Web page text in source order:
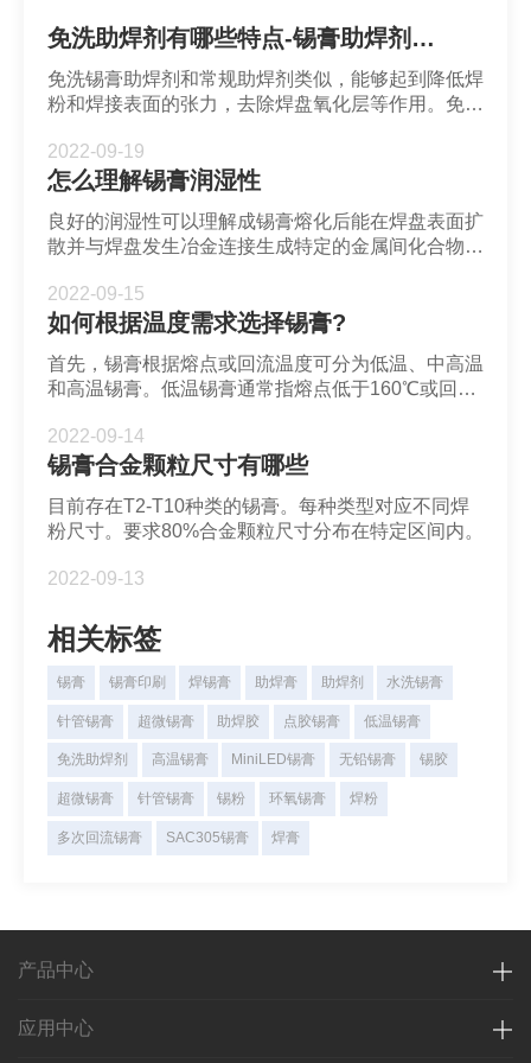
免洗助焊剂有哪些特点-锡膏助焊剂-深圳市福英达
免洗锡膏助焊剂和常规助焊剂类似，能够起到降低焊
粉和焊接表面的张力，去除焊盘氧化层等作用。免洗
在特定应用环境下能够允许不清洗。免洗助焊剂固体
成分较少，大概只占锡膏助焊剂总量的5%以下。
2022-09-19
怎么理解锡膏润湿性
良好的润湿性可以理解成锡膏熔化后能在焊盘表面扩
散并与焊盘发生冶金连接生成特定的金属间化合物。
2022-09-15
如何根据温度需求选择锡膏?
首先，锡膏根据熔点或回流温度可分为低温、中高温
和高温锡膏。低温锡膏通常指熔点低于160℃或回流
2022-09-14
锡膏合金颗粒尺寸有哪些
目前存在T2-T10种类的锡膏。每种类型对应不同焊
粉尺寸。要求80%合金颗粒尺寸分布在特定区间内。
2022-09-13
相关标签
锡膏 锡膏印刷 焊锡膏 助焊膏 助焊剂 水洗锡膏
针管锡膏 超微锡膏 助焊胶 点胶锡膏 低温锡膏
免洗助焊剂 高温锡膏 MiniLED锡膏 无铅锡膏 锡胶
超微锡膏 针管锡膏 锡粉 环氧锡膏 焊粉
多次回流锡膏 SAC305锡膏 焊膏
产品中心
应用中心